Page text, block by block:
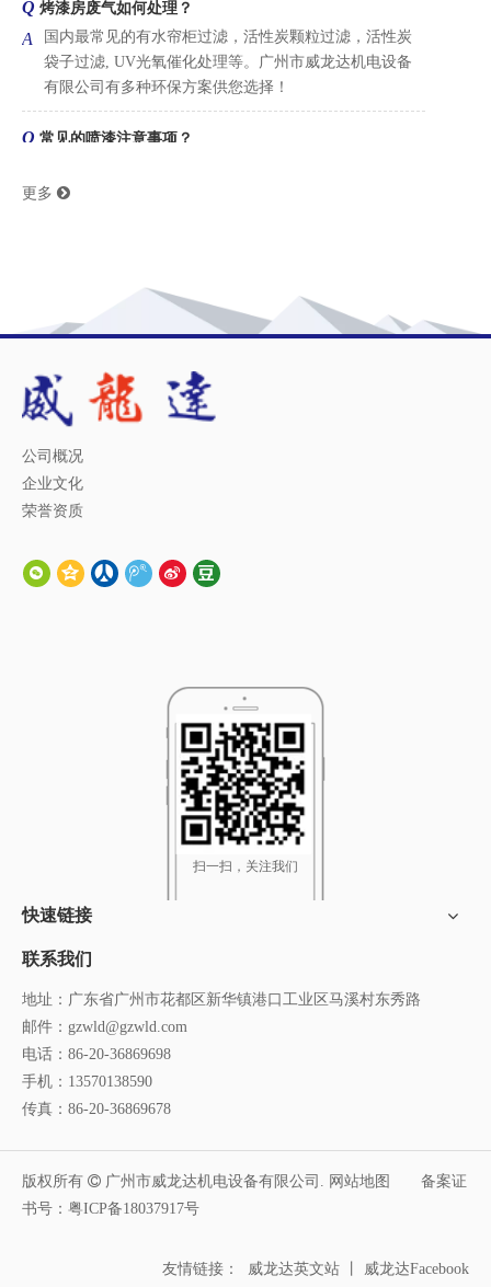
袋子过滤, UV光氧催化处理等。广州市威龙达机电设备
有限公司有多种环保方案供您选择！
常见的喷漆注意事项？
A
1、在进行喷涂前必须先检查喷涂的气压是否正常，同时
确保过滤系统清洁；
管保持洁净。
5、在烤漆房只能进行喷涂和烘烤工序，而且烤漆房房门
只可在车辆进出时开启，开启房门时必须开动喷涂时的
空气循环系统以产生正压，确保房外的灰尘不能进入房
6、必须穿着指定的喷漆服和佩带安全防护用具才能进入
烤漆房进行操作；
房外；
8、非必要人员，不得进入烤漆房。
A
广州市威龙达机电设备有限公司成立于2000年，是一家
地及办公楼占地15000多平方米，比邻花都港、广州火车
北站和白云国际机场，水陆空交通便利。
我们秉承“以人为本，以质求生；对公司负责，让顾客放
心”的企业精神，专业生产各类型烤漆房，积极开拓国内
外市场，经过19年的发展，我们的销售网络已经覆盖全
国各地，如广东，海南，湖南，广西，福建，江西，湖
北等，并远销欧美、澳洲、中东及东南亚等多个国家和
地区。在未来的发展中，我们将依托公司强大的经济实
力和高效的管理水平，一如既往地为客户提供最优质的
地希望能够得到新旧用户的支持，威龙达期待与您一起
共创辉煌。
Q为什么选择威龙达？
A
1. 建于2000年的真正实地生产厂家，占地面积超过18,000
2. 质量优先和服务至上是我们原则和宗旨，我们做生意
真诚，讲诚信。
4.专业的工程师和技术团队确保产品结构，设计和布局正
更多 
公司概况
企业文化
荣誉资质
扫一扫，关注我们
快速链接
联系我们
地址：广东省广州市花都区新华镇港口工业区马溪村东秀路
邮件： gzwld@gzwld.com
电话：86-20-36869698
手机：13570138590
传真：86-20-36869678
版权所有  广州市威龙达机电设备有限公司. 网站地图
备案证
书号： 粤ICP备18037917号
友情链接： 威龙达英文站 威龙达Facebook